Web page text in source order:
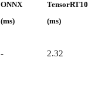
ONNX
(ms)
TensorRT10
(ms)
- 2.32